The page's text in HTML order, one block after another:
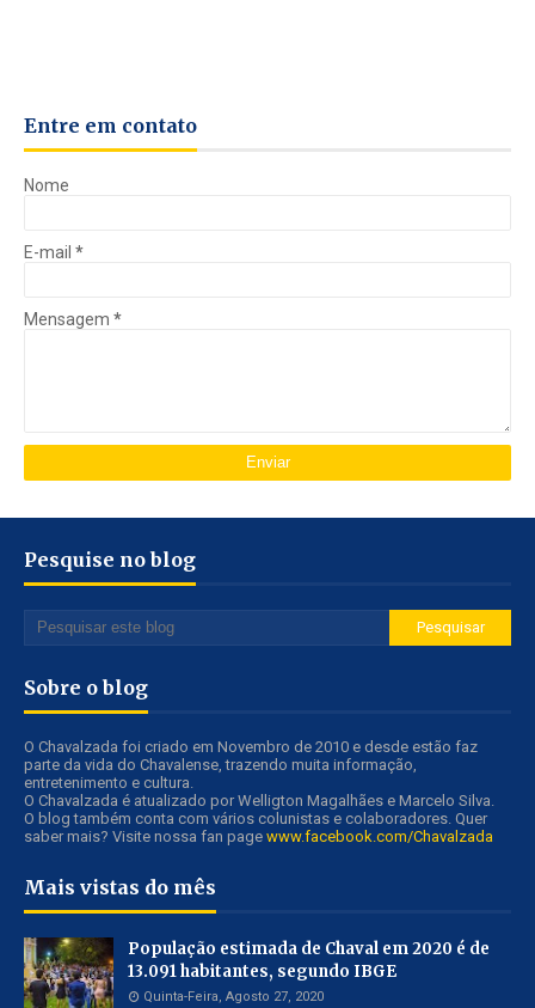
Entre em contato
Nome
E-mail *
Mensagem *
Pesquise no blog
Sobre o blog
O Chavalzada foi criado em Novembro de 2010 e desde estão faz
parte da vida do Chavalense, trazendo muita informação,
entretenimento e cultura.
O Chavalzada é atualizado por Welligton Magalhães e Marcelo Silva.
O blog também conta com vários colunistas e colaboradores. Quer
saber mais? Visite nossa fan page www.facebook.com/Chavalzada
Mais vistas do mês
População estimada de Chaval em 2020 é de
13.091 habitantes, segundo IBGE
Quinta-Feira, Agosto 27, 2020